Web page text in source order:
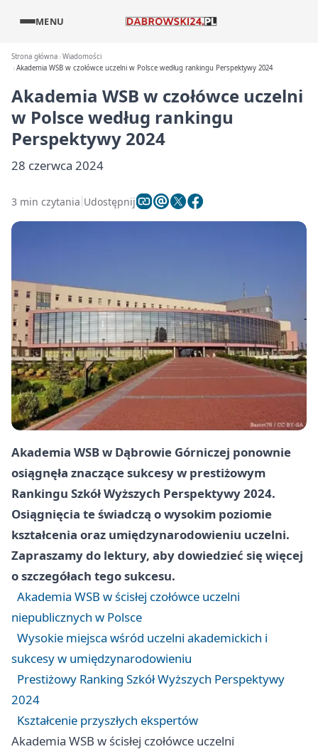
MENU
Strona główna Wiadomości
Akademia WSB w czołówce uczelni w Polsce według rankingu Perspektywy 2024
Akademia WSB w czołówce uczelni
w Polsce według rankingu
Perspektywy 2024
28 czerwca 2024
3 min czytania Udostępnij
Akademia WSB w Dąbrowie Górniczej ponownie
osiągnęła znaczące sukcesy w prestiżowym
Rankingu Szkół Wyższych Perspektywy 2024.
Osiągnięcia te świadczą o wysokim poziomie
kształcenia oraz umiędzynarodowieniu uczelni.
Zapraszamy do lektury, aby dowiedzieć się więcej
o szczegółach tego sukcesu.
Akademia WSB w ścisłej czołówce uczelni
niepublicznych w Polsce
Wysokie miejsca wśród uczelni akademickich i
sukcesy w umiędzynarodowieniu
Prestiżowy Ranking Szkół Wyższych Perspektywy
2024
Kształcenie przyszłych ekspertów
Akademia WSB w ścisłej czołówce uczelni